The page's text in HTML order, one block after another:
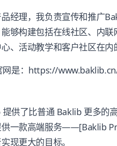
经理，我负责宣传和推广
够构建包括在线社区、内
、活动教学和客户社区在内
网是：https://
提供了比普通 Baklib 更多的
供一款高端服务——[Baklib
现更大的目标。